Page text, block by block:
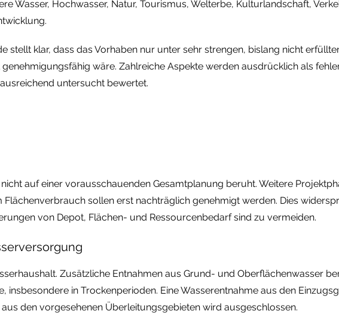
Wasser, Hochwasser, Natur, Tourismus, Welterbe, Kulturlandschaft,
stellt klar, dass das Vorhaben nur unter sehr strengen, bislang nicht
wäre. Zahlreiche Aspekte werden ausdrücklich als
untersucht bewertet.
auf einer vorausschauenden Gesamtplanung beruht. Weitere
sollen erst nachträglich genehmigt werden. Dies
von Depot, Flächen- und Ressourcenbedarf sind zu vermeiden.
Zusätzliche Entnahmen aus Grund- und Oberflächenwasser
in Trockenperioden. Eine Wasserentnahme aus den
den vorgesehenen Überleitungsgebieten wird ausgeschlossen.